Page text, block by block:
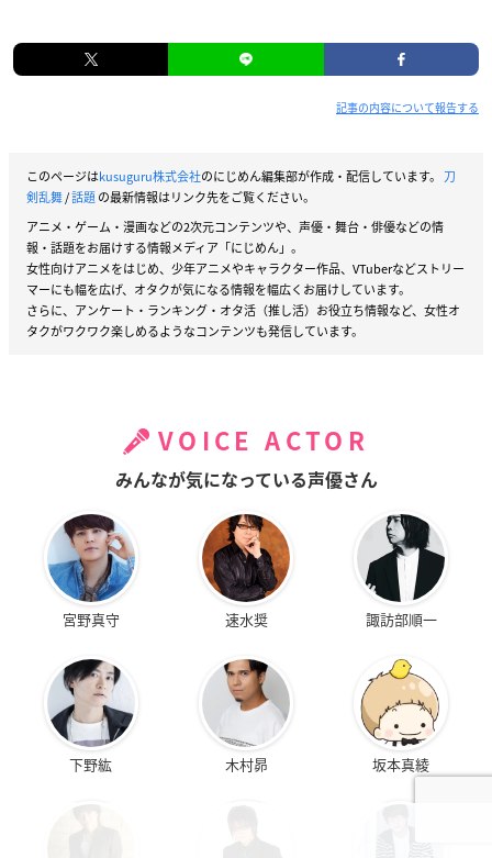
記事の内容について報告する
このページはkusuguru株式会社のにじめん編集部が作成・配信しています。 刀
剣乱舞/話題の最新情報はリンク先をご覧ください。
アニメ・ゲーム・漫画などの2次元コンテンツや、声優・舞台・俳優などの情
報・話題をお届けする情報メディア「にじめん」。
女性向けアニメをはじめ、少年アニメやキャラクター作品、VTuberなどストリー
マーにも幅を広げ、オタクが気になる情報を幅広くお届けしています。
さらに、アンケート・ランキング・オタ活（推し活）お役立ち情報など、女性オ
タクがワクワク楽しめるようなコンテンツも発信しています。
VOICE ACTOR
みんなが気になっている声優さん
宮野真守 速水奨 諏訪部順一
下野紘 木村昴 坂本真綾